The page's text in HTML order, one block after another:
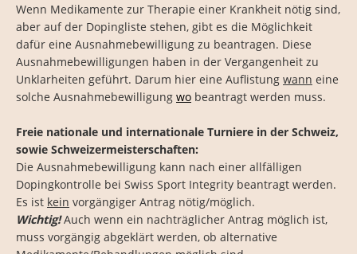
Wenn Medikamente zur Therapie einer Krankheit nötig sind,
aber auf der Dopingliste stehen, gibt es die Möglichkeit
dafür eine Ausnahmebewilligung zu beantragen. Diese
Ausnahmebewilligungen haben in der Vergangenheit zu
Unklarheiten geführt. Darum hier eine Auflistung wann eine
solche Ausnahmebewilligung wo beantragt werden muss.
Freie nationale und internationale Turniere in der Schweiz,
sowie Schweizermeisterschaften:
Die Ausnahmebewilligung kann nach einer allfälligen
Dopingkontrolle bei Swiss Sport Integrity beantragt werden.
Es ist kein vorgängiger Antrag nötig/möglich.
Wichtig!Auch wenn ein nachträglicher Antrag möglich ist,
muss vorgängig abgeklärt werden, ob alternative